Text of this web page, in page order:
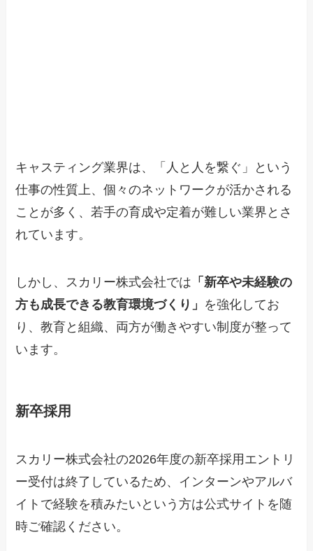
キャスティング業界は、「人と人を繋ぐ」という
仕事の性質上、個々のネットワークが活かされる
ことが多く、若手の育成や定着が難しい業界とさ
れています。
しかし、スカリー株式会社では 「新卒や未経験の
方も成長できる教育環境づくり」 を強化してお
り、教育と組織、両方が働きやすい制度が整って
います。
新卒採用
スカリー株式会社の2026年度の新卒採用エントリ
ー受付は終了しているため、インターンやアルバ
イトで経験を積みたいという方は公式サイトを随
時ご確認ください。